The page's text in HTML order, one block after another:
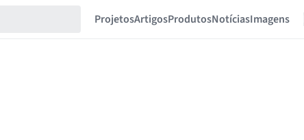
ProjetosArtigosProdutosNotíciasImagens